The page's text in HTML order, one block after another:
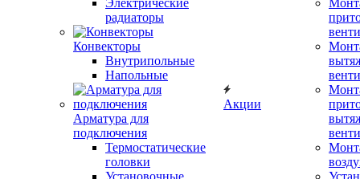
Электрические
радиаторы
Конвекторы
Внутрипольные
Напольные
Арматура для
подключения
Термостатические
головки
Установочные
Акции